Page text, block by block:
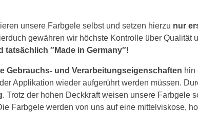
unsere Farbgele selbst und setzen hierzu nur
gewähren wir höchste Kontrolle über Qualität
tatsächlich ″Made in Germany″!
Gebrauchs- und Verarbeitungseigenschaften hin
Applikation wieder aufgerührt werden müssen.
. Trotz der hohen Deckkraft weisen unsere Farbgele
Farbgele werden von uns auf eine mittelviskose,